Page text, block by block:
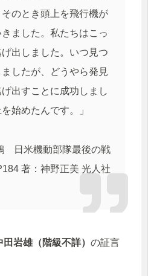
のとき頭上を飛行機が
ました。私たちはこっ
出しました。いつ見つ
したが、どうやら発見
出すことに成功しまし
始めたんです。」
日米機動部隊最後の戦
著：神野正美 光人社
田岩雄（階級不詳） の証言